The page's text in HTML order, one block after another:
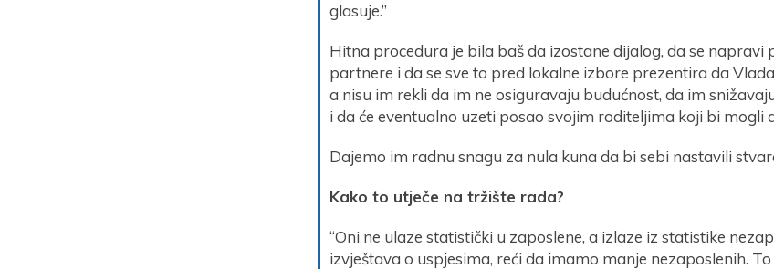
glasuje.”
Hitna procedura je bila baš da izostane dijalog, da se napravi
partnere i da se sve to pred lokalne izbore prezentira da
a nisu im rekli da im ne osiguravaju budućnost, da im
i da će eventualno uzeti posao svojim roditeljima koji bi mogli
Dajemo im radnu snagu za nula kuna da bi sebi nastavili
Kako to utječe na tržište rada?
“Oni ne ulaze statistički u zaposlene, a izlaze iz statistike
izvještava o uspjesima, reći da imamo manje nezaposlenih.